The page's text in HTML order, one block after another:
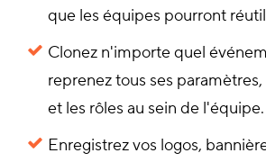
que les équipes pourront
Clonez n'importe quel
reprenez tous ses
et les rôles au sein de l'équipe.
Enregistrez vos logos,